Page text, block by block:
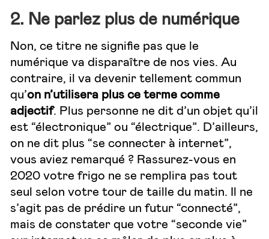
2. Ne parlez plus de numérique
Non, ce titre ne signifie pas que le
numérique va disparaître de nos vies. Au
contraire, il va devenir tellement commun
qu’on n’utilisera plus ce terme comme
adjectif. Plus personne ne dit d’un objet qu’il
est “électronique” ou “électrique”. D’ailleurs,
on ne dit plus “se connecter à internet”,
vous aviez remarqué ? Rassurez-vous en
2020 votre frigo ne se remplira pas tout
seul selon votre tour de taille du matin. Il ne
s’agit pas de prédire un futur “connecté”,
mais de constater que votre “seconde vie”